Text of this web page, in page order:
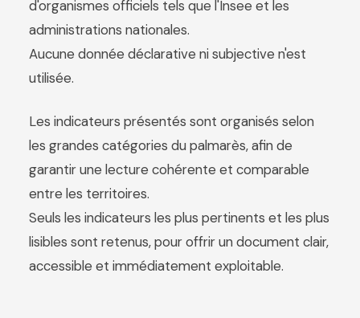
d'organismes officiels tels que l'Insee et les
administrations nationales.
Aucune donnée déclarative ni subjective n'est
utilisée.
Les indicateurs présentés sont organisés selon
les grandes catégories du palmarès, afin de
garantir une lecture cohérente et comparable
entre les territoires.
Seuls les indicateurs les plus pertinents et les plus
lisibles sont retenus, pour offrir un document clair,
accessible et immédiatement exploitable.